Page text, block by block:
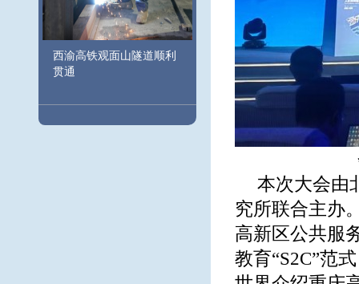
西渝高铁观面山隧道顺利
贯通
本次大会由
究所联合主办
高新区公共服
教育“S2C”范